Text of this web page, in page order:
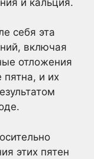
себя эта
включая
отложения
и их
этих пятен